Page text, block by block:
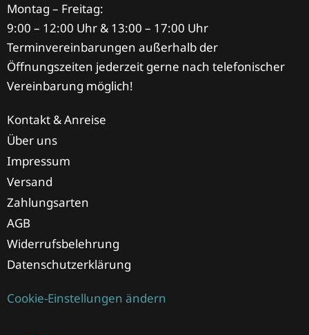
Montag – Freitag:
9:00 – 12:00 Uhr & 13:00 – 17:00 Uhr
Terminvereinbarungen außerhalb der
Öffnungszeiten jederzeit gerne nach telefonischer
Vereinbarung möglich!
Kontakt & Anreise
Über uns
Impressum
Versand
Zahlungsarten
AGB
Widerrufsbelehrung
Datenschutzerklärung
Cookie-Einstellungen ändern